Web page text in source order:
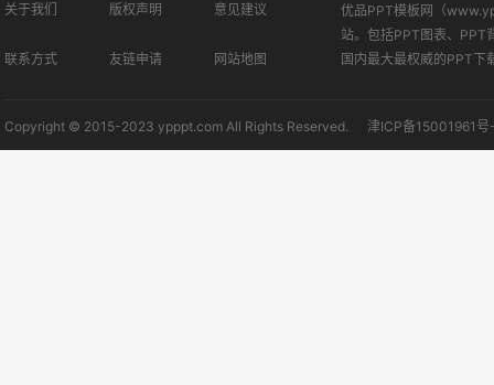
关于我们 版权声明 意见建议
联系方式 友链申请 网站地图
优品PPT模板网（
站。包括PPT图表、PPT
国内最大最权威的PPT下
Copyright © 2015-2023 ypppt.com All Rights Reserved. 津ICP备15001961号